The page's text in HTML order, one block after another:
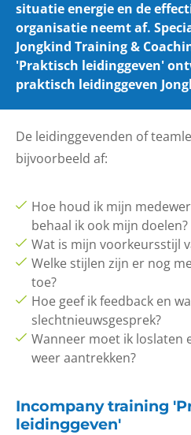
situatie energie en de
organisatie neemt af.
Jongkind Training &
'Praktisch leidinggeven'
praktisch leidinggeven
De leidinggevenden of
bijvoorbeeld af:
Hoe houd ik mijn
behaal ik ook mijn doelen?
Wat is mijn voorkeursstijl
Welke stijlen zijn er nog
toe?
Hoe geef ik feedback en
slechtnieuwsgesprek?
Wanneer moet ik loslaten
weer aantrekken?
Incompany training
leidinggeven'